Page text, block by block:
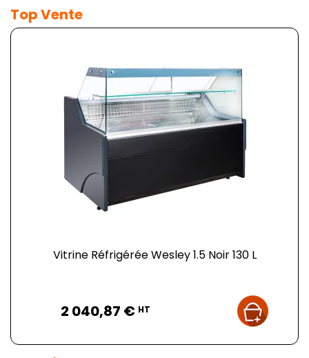
Top Vente
Vitrine Réfrigérée Wesley 1.5 Noir 130 L
2 040,87 € HT